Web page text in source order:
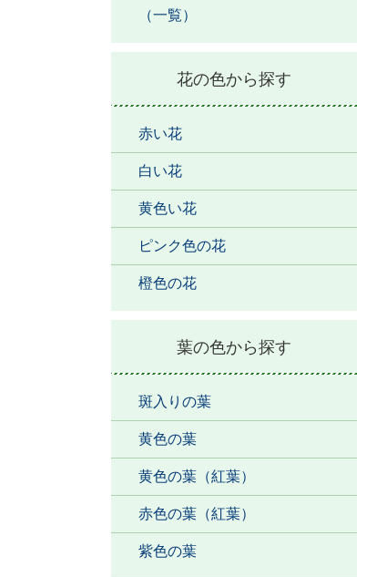
（一覧）
花の色から探す
赤い花
白い花
黄色い花
ピンク色の花
橙色の花
葉の色から探す
斑入りの葉
黄色の葉
黄色の葉（紅葉）
赤色の葉（紅葉）
紫色の葉